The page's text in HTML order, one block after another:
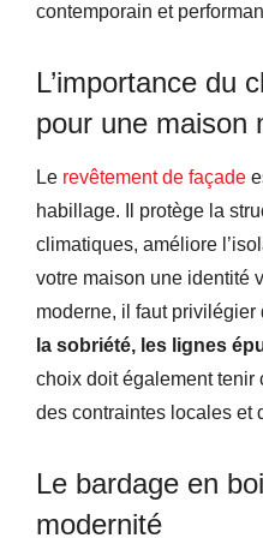
contemporain et
L’importance du
pour une maison
Le revêtement de façade
habillage. Il protège la
climatiques, améliore
votre maison une identité
moderne, il faut
la sobriété, les lignes
choix doit également tenir
des contraintes locales et
Le bardage en
modernité